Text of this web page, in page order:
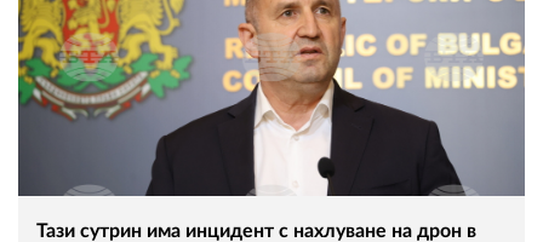
Тази сутрин има инцидент с нахлуване на дрон в